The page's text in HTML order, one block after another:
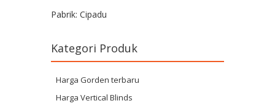
Pabrik: Cipadu
Kategori Produk
Harga Gorden terbaru
Harga Vertical Blinds